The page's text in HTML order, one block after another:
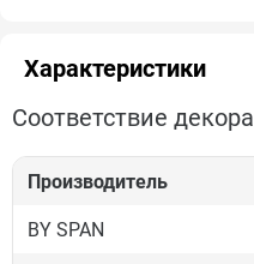
Характеристики
Соответствие декора
Производитель
BY SPAN